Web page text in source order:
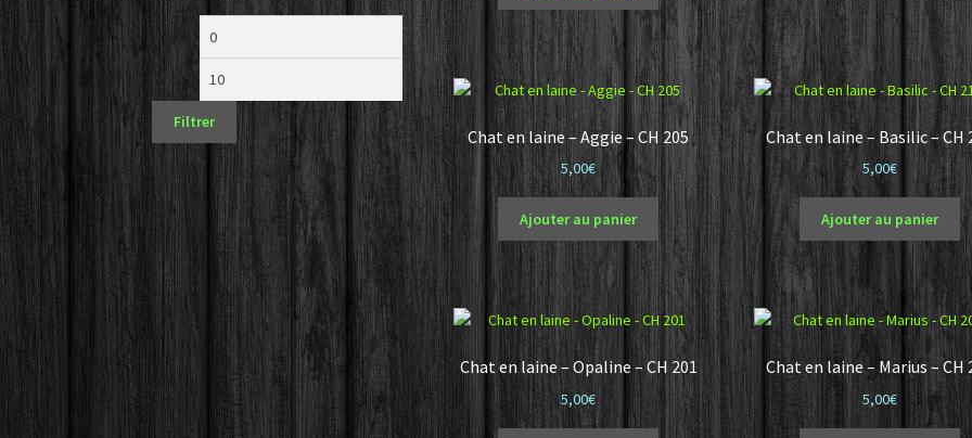
Chat en laine – Aggie – CH 205
5,00€
Ajouter au panier
Chat en laine – Basilic – CH
5,00€
Ajouter au panier
Chat en laine – Opaline – CH 201
5,00€
Chat en laine – Marius – CH
5,00€
Prix
Prix
Filtrer